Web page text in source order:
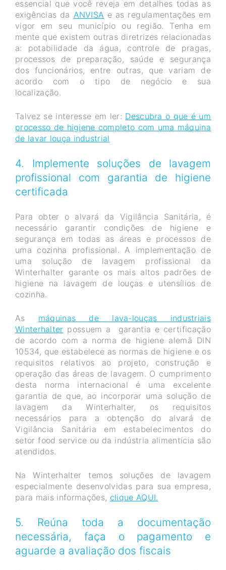
essencial que você reveja em detalhes todas as
exigências da ANVISA e as regulamentações em
vigor em seu município ou região. Tenha em
mente que existem outras diretrizes relacionadas
a: potabilidade da água, controle de pragas,
processos de preparação, saúde e segurança
dos funcionários, entre outras, que variam de
acordo com o tipo de negócio e sua
localização.
Talvez se interesse em ler: Descubra o que é um
processo de higiene completo com uma máquina
de lavar louça industrial
4. Implemente soluções de lavagem
profissional com garantia de higiene
certificada
Para obter o alvará da Vigilância Sanitária, é
necessário garantir condições de higiene e
segurança em todas as áreas e processos de
uma cozinha profissional. A implementação de
uma solução de lavagem profissional da
Winterhalter garante os mais altos padrões de
higiene na lavagem de louças e utensílios de
cozinha.
As máquinas de lava-louças industriais
Winterhalter possuem a garantia e certificação
de acordo com a norma de higiene alemã DIN
10534, que estabelece as normas de higiene e os
requisitos relativos ao projeto, construção e
operação das áreas de lavagem. O cumprimento
desta norma internacional é uma excelente
garantia de que, ao incorporar uma solução de
lavagem da Winterhalter, os requisitos
necessários para a obtenção do alvará de
Vigilância Sanitária em estabelecimentos do
setor food service ou da indústria alimentícia são
atendidos.
Na Winterhalter temos soluções de lavagem
especialmente desenvolvidas para sua empresa,
para mais informações, clique AQUI.
5. Reúna toda a documentação
necessária, faça o pagamento e
aguarde a avaliação dos fiscais